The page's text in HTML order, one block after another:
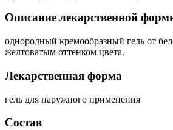
Описание лекарственной
однородный кремообразный гель от
желтоватым оттенком цвета.
Лекарственная форма
гель для наружного применения
Состав